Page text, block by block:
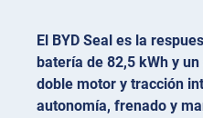
El BYD Seal es la
batería de 82,5 kWh y
doble motor y tracción
autonomía, frenado y